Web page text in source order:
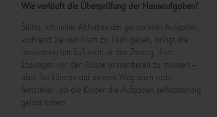
Wie verläuft die Überprüfung der Hausaufgaben?
Stilles, schnelles Abhaken der gemachten Aufgaben,
während Sie von Tisch zu Tisch gehen, bringt die
introvertierten SuS nicht in den Zwang, ihre
Lösungen vor der Klasse präsentieren zu müssen –
aber Sie können auf diesem Weg auch nicht
feststellen, ob die Kinder die Aufgaben selbstständig
gelöst haben.